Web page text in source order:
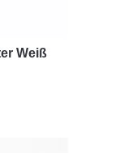
Weiß